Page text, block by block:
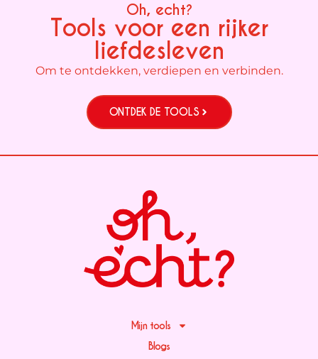
Oh, echt?
Tools voor een rijker
liefdesleven
Om te ontdekken, verdiepen en verbinden.
ONTDEK DE TOOLS
Mijn tools
Blogs